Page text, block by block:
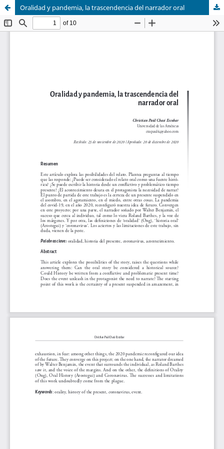
Oralidad y pandemia, la trascendencia del narrador oral